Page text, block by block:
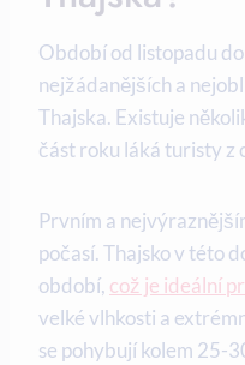
Období od listopadu
nejžádanějších a
Thajska. Existuje
část roku láká turisty z
Prvním a
počasí. Thajsko v této
období, což je ideální
velké vlhkosti a
se pohybují kolem 25-